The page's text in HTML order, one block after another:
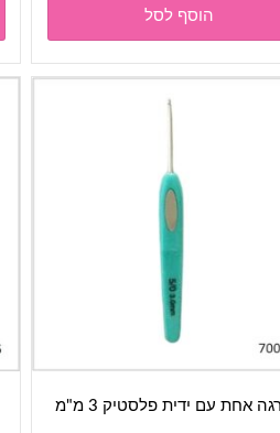
הוסף לסל
אחת עם ידית פלסטיק 3 מ"מ